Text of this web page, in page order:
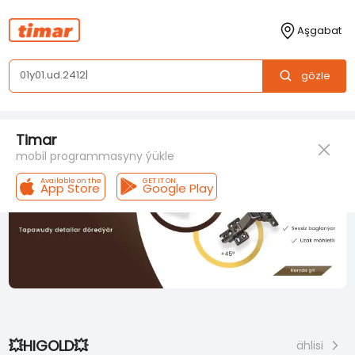
01y01.ud.241250 gözle
Aşgabat
Timar
mobil programmasyny ýükle
Available on the
App Store GET IT ON
Google Play
💥HIGOLD💥 ählisi